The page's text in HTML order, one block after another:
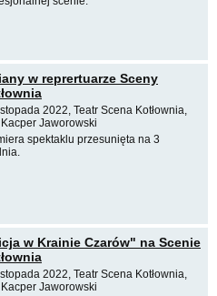
w reprertuarze Sceny
2022, Teatr Scena Kotłownia,
Jaworowski
spektaklu przesunięta na 3
w Krainie Czarów" na Scenie
2022, Teatr Scena Kotłownia,
Jaworowski